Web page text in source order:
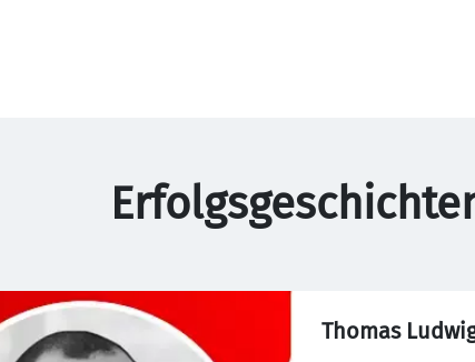
Thomas